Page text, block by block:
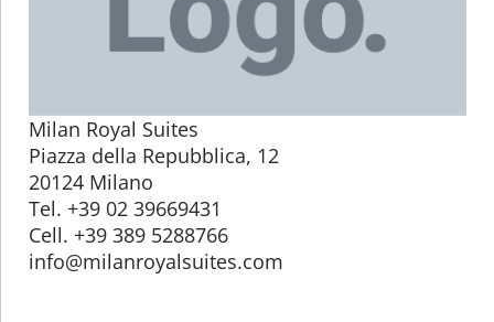
Milan Royal Suites
Piazza della Repubblica, 12
20124 Milano
Tel. +39 02 39669431
Cell. +39 389 5288766
info@milanroyalsuites.com